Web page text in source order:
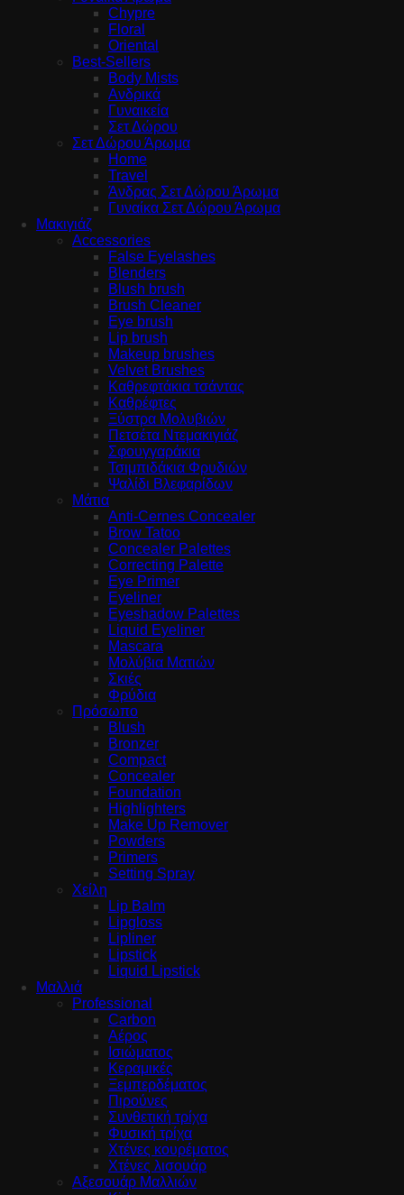
Chypre
Floral
Oriental
Best-Sellers
Body Mists
Ανδρικά
Γυναικεία
Σετ Δώρου
Σετ Δώρου Άρωμα
Home
Travel
Άνδρας Σετ Δώρου Άρωμα
Γυναίκα Σετ Δώρου Άρωμα
Μακιγιάζ
Accessories
False Eyelashes
Blenders
Blush brush
Brush Cleaner
Eye brush
Lip brush
Makeup brushes
Velvet Brushes
Καθρεφτάκια τσάντας
Καθρέφτες
Ξύστρα Μολυβιών
Πετσέτα Ντεμακιγιάζ
Σφουγγαράκια
Τσιμπιδάκια Φρυδιών
Ψαλίδι Βλεφαρίδων
Μάτια
Anti-Cernes Concealer
Brow Tatoo
Concealer Palettes
Correcting Palette
Eye Primer
Eyeliner
Eyeshadow Palettes
Liquid Eyeliner
Mascara
Μολύβια Ματιών
Σκιές
Φρύδια
Πρόσωπο
Blush
Bronzer
Compact
Concealer
Foundation
Highlighters
Make Up Remover
Powders
Primers
Setting Spray
Χείλη
Lip Balm
Lipgloss
Lipliner
Lipstick
Liquid Lipstick
Μαλλιά
Professional
Carbon
Αέρος
Ισιώματος
Κεραμικές
Ξεμπερδέματος
Πιρούνες
Συνθετική τρίχα
Φυσική τρίχα
Χτένες κουρέματος
Χτένες λισουάρ
Αξεσουάρ Μαλλιών